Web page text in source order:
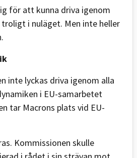
för att kunna driva igenom
troligt i nuläget. Men inte heller
inte lyckas driva igenom alla
i EU-samarbetet
tar Macrons plats vid EU-
Kommissionen skulle